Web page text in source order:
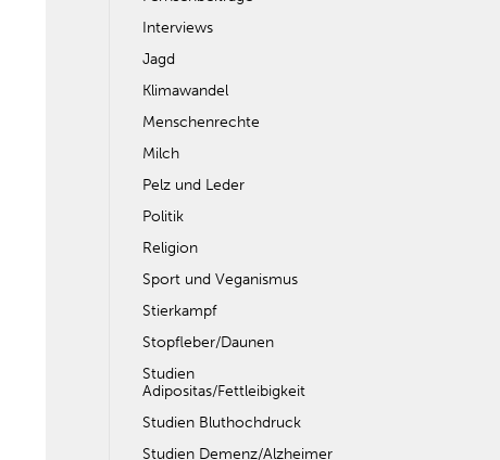
Interviews
Jagd
Klimawandel
Menschenrechte
Milch
Pelz und Leder
Politik
Religion
Sport und Veganismus
Stierkampf
Stopfleber/Daunen
Studien
Adipositas/Fettleibigkeit
Studien Bluthochdruck
Studien Demenz/Alzheimer